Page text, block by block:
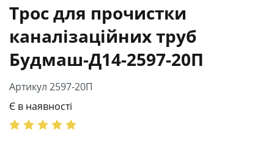
Трос для прочистки
каналізаційних труб
Будмаш-Д14-2597-20П
Артикул 2597-20П
Є в наявності